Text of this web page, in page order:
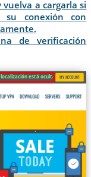
vuelva a cargarla si
conexión con
de verificación
está oculta!